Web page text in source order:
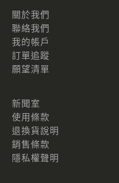
關於我們
聯絡我們
我的帳戶
訂單追蹤
願望清單
新聞室
使用條款
退換貨說明
銷售條款
隱私權聲明